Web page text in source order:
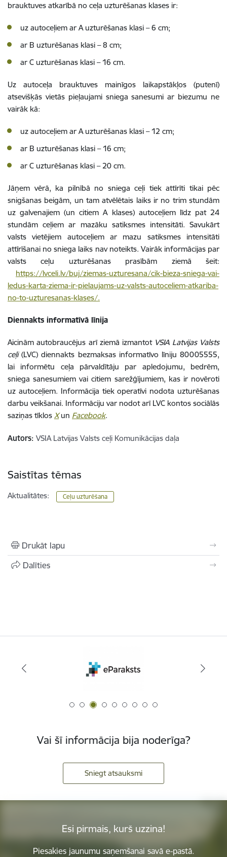
brauktuves atkarībā no ceļa uzturēšanas klases ir:
uz autoceļiem ar A uzturēšanas klasi – 6 cm;
ar B uzturēšanas klasi – 8 cm;
ar C uzturēšanas klasi – 16 cm.
Uz autoceļa brauktuves mainīgos laikapstākļos (putenī)
atsevišķās vietās pieļaujami sniega sanesumi ar biezumu ne
vairāk kā:
uz autoceļiem ar A uzturēšanas klasi – 12 cm;
ar B uzturēšanas klasi – 16 cm;
ar C uzturēšanas klasi – 20 cm.
Jāņem vērā, ka pilnībā no sniega ceļi tiek attīrīti tikai pēc
snigšanas beigām, un tam atvēlētais laiks ir no trim stundām
uz galvenajiem (un citiem A klases) autoceļiem līdz pat 24
stundām ceļiem ar mazāku satiksmes intensitāti. Savukārt
valsts vietējiem autoceļiem ar mazu satiksmes intensitāti
attīrīšanai no sniega laiks nav noteikts. Vairāk informācijas par
valsts ceļu uzturēšanas prasībām ziemā šeit:
https://lvceli.lv/buj/ziemas-uzturesana/cik-bieza-sniega-vai-
ledus-karta-ziema-ir-pielaujams-uz-valsts-autoceliem-atkariba-
no-to-uzturesanas-klases/.
Diennakts informatīvā līnija
Aicinām autobraucējus arī ziemā izmantot VSIA Latvijas Valsts
ceļi(LVC) diennakts bezmaksas informatīvo līniju 80005555,
lai informētu ceļa pārvaldītāju par apledojumu, bedrēm,
sniega sanesumiem vai citiem sarežģījumiem, kas ir novēroti
uz autoceļiem. Informācija tiek operatīvi nodota uzturēšanas
darbu veikšanai. Informāciju var nodot arī LVC kontos sociālās
saziņas tīklos Xun Facebook.
Autors: VSIA Latvijas Valsts ceļi Komunikācijas daļa
Saistītas tēmas
Aktualitātes: Ceļu uzturēšana
Drukāt lapu
Dalīties
Vai šī informācija bija noderīga?
Sniegt atsauksmi
Esi pirmais, kurš uzzina!
Piesakies jaunumu saņemšanai savā e-pastā.